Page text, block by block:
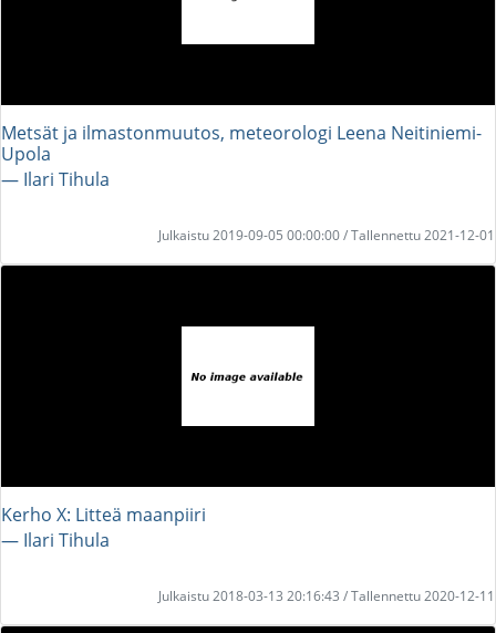
Metsät ja ilmastonmuutos, meteorologi Leena Neitiniemi-
Upola
― Ilari Tihula
Julkaistu 2019-09-05 00:00:00 / Tallennettu 2021-12-01
Kerho X: Litteä maanpiiri
― Ilari Tihula
Julkaistu 2018-03-13 20:16:43 / Tallennettu 2020-12-11